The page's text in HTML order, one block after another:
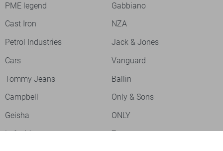
PME legend
Gabbiano
Cast Iron
NZA
Petrol Industries
Jack & Jones
Cars
Vanguard
Tommy Jeans
Ballin
Campbell
Only & Sons
Geisha
ONLY
Lofty Manner
Zoso